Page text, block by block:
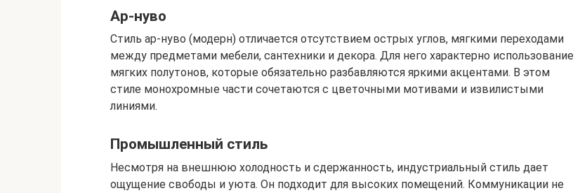
Ар-нуво
Стиль ар-нуво (модерн) отличается отсутствием острых углов, мягкими переходами
между предметами мебели, сантехники и декора. Для него характерно использование
мягких полутонов, которые обязательно разбавляются яркими акцентами. В этом
стиле монохромные части сочетаются с цветочными мотивами и извилистыми
линиями.
Промышленный стиль
Несмотря на внешнюю холодность и сдержанность, индустриальный стиль дает
ощущение свободы и уюта. Он подходит для высоких помещений. Коммуникации не